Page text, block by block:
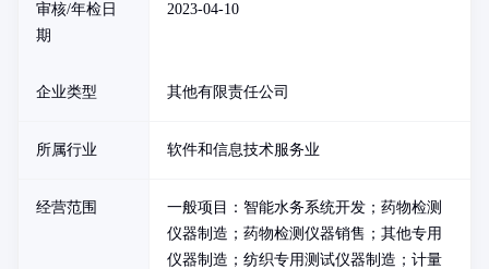
审核/年检日
期
2023-04-10
企业类型 其他有限责任公司
所属行业 软件和信息技术服务业
经营范围
一般项目：智能水务系统开发；药物检测
仪器制造；药物检测仪器销售；其他专用
仪器制造；纺织专用测试仪器制造；计量